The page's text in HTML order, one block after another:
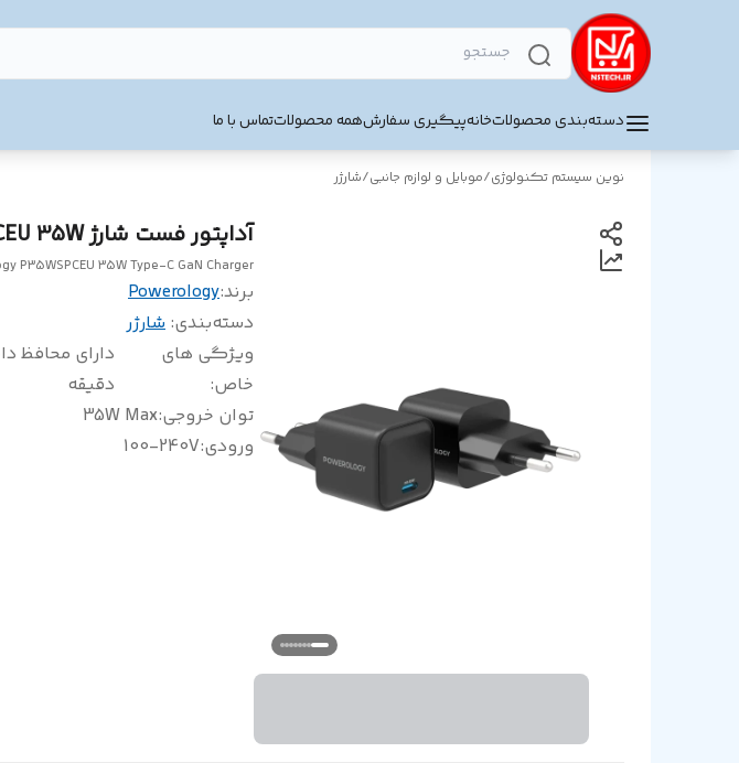
دسته‌بندی محصولاتخانهپیگیری سفارشهمه محصولاتتماس با ما
نوین سیستم تکنولوژی/موبایل و لوازم جانبی/شارژر
آداپتور فست شارژ Powerology P35WSPCEU 35W
P35WSPCEU 35W Type-C GaN Charger
برند:Powerology
دسته‌بندی: شارژر
ویژگی های
خاص:
دقیقه
توان خروجی:
35W Max
ورودی:
100-240V